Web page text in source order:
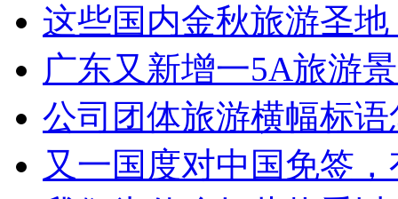
这些国内金秋旅游圣
广东又新增一5A旅游
公司团体旅游横幅标
又一国度对中国免签